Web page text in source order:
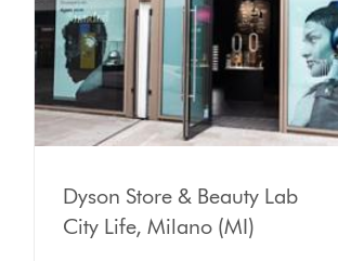
Dyson Store & Beauty Lab
City Life, Milano (MI)